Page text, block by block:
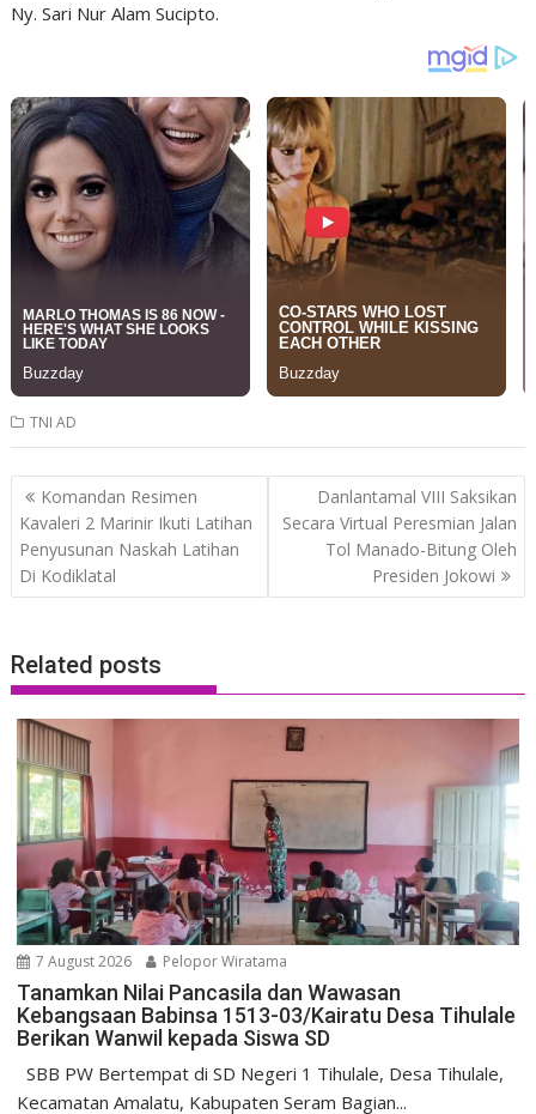
Ny. Sari Nur Alam Sucipto.
TNI AD
Post
navigation
Komandan Resimen
Kavaleri 2 Marinir Ikuti Latihan
Penyusunan Naskah Latihan
Di Kodiklatal
Danlantamal VIII Saksikan
Secara Virtual Peresmian Jalan
Tol Manado-Bitung Oleh
Presiden Jokowi
Related posts
7 August 2026 Pelopor Wiratama
Tanamkan Nilai Pancasila dan Wawasan
Kebangsaan Babinsa 1513-03/Kairatu Desa Tihulale
Berikan Wanwil kepada Siswa SD
SBB PW Bertempat di SD Negeri 1 Tihulale, Desa Tihulale,
Kecamatan Amalatu, Kabupaten Seram Bagian...